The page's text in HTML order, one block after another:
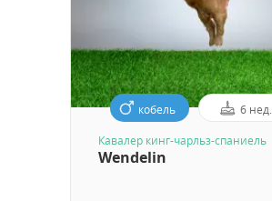
кобель 6 нед.
Кавалер кинг-чарльз-спаниель
Wendelin